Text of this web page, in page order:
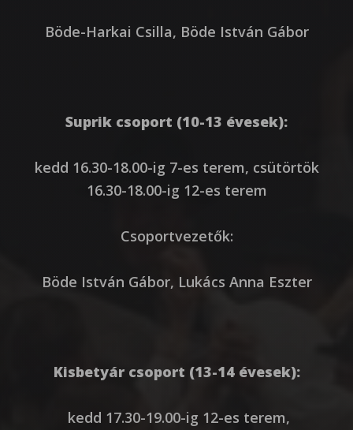
Böde-Harkai Csilla, Böde István Gábor
Suprik csoport (10-13 évesek):
kedd 16.30-18.00-ig 7-es terem, csütörtök
16.30-18.00-ig 12-es terem
Csoportvezetők:
Böde István Gábor, Lukács Anna Eszter
Kisbetyár csoport (13-14 évesek):
kedd 17.30-19.00-ig 12-es terem,